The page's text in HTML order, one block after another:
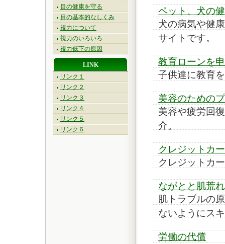
ペット、犬の
犬の病気や健
サイトです。
教育ローンを
子供達に教育
美容のための
美容や疲労回
介。
クレジットカ
クレジットカ
ながとと肌荒れ
肌トラブルの
ないようにス
労働の代償
目の健康を守る
目の基本的なしくみ
視力について
視力のいろいろ
視力低下の原因
LINK
リンク１
リンク２
リンク３
リンク４
リンク５
リンク６